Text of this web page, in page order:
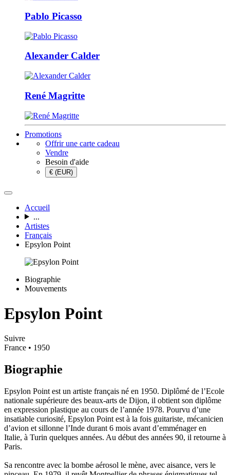
Pablo Picasso
Alexander Calder
René Magritte
Promotions
Offrir une carte cadeau
Vendre
Besoin d'aide
€ (EUR)
Accueil
...
Artistes
Français
Epsylon Point
Biographie
Mouvements
Epsylon Point
Suivre
France • 1950
Biographie
Epsylon Point est un artiste français né en 1950. Diplômé de l’Ecole
nationale supérieure des beaux-arts de Dijon, il obtient son diplôme
en expression plastique au cours de l’année 1978. Pourvu d’une
insatiable curiosité, Epsylon Point est à la fois guitariste, mécanicien
d’avion et sillonne l’Inde durant 6 mois avant d’emménager en
Italie, à Turin quelques années. Au début des années 90, il retourne à
Paris.
Sa rencontre avec la bombe aérosol le mène, avec aisance, vers le